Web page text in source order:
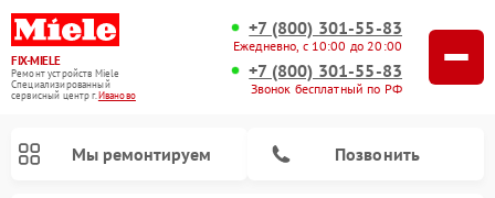
FIX-MIELE
Ремонт устройств Miele
Специализированный
cервисный центр г.Иваново
+7 (800) 301-55-83
Ежедневно, с 10:00 до 20:00
+7 (800) 301-55-83
Звонок бесплатный по РФ
Мы ремонтируем Позвонить